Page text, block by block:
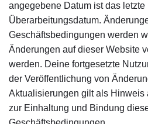
angegebene Datum ist das letzte
Überarbeitungsdatum.
Geschäftsbedingungen werden
Änderungen auf dieser Website
werden. Deine fortgesetzte
der Veröffentlichung von
Aktualisierungen gilt als Hinweis
zur Einhaltung und Bindung